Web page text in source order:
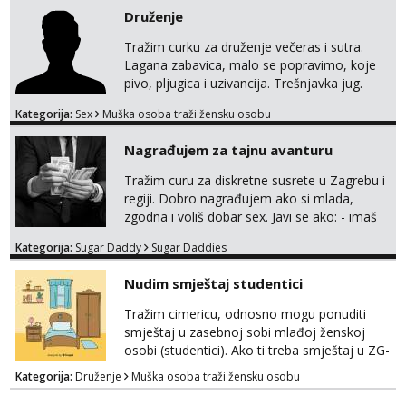
Druženje
Tražim curku za druženje večeras i sutra.
Lagana zabavica, malo se popravimo, koje
pivo, pljugica i uzivancija. Trešnjavka jug.
thing of the past We're jammin' And I hope
Kategorija: Sex Muška osoba traži žensku osobu
Nagrađujem za tajnu avanturu
Tražim curu za diskretne susrete u Zagrebu i
regiji. Dobro nagrađujem ako si mlada,
zgodna i voliš dobar sex. Javi se ako: - imaš
kosu - se dobro ljubiš - si fleksibilna s
dostupna radnim danom (vikendi i noći su za
obitelj) - vodiš brigu o zdravlju i koristiš
zaštitu Ne javljajte se: - debele - frajeri i
paro...
Kategorija: Sugar Daddy Sugar Daddies
Nudim smještaj studentici
Tražim cimericu, odnosno mogu ponuditi
smještaj u zasebnoj sobi mlađoj ženskoj
osobi (studentici). Ako ti treba smještaj u ZG-
u, a ne želiš plaćati sobu i tako malo uštedjeti,
javi se na mail.
Kategorija: Druženje Muška osoba traži žensku osobu